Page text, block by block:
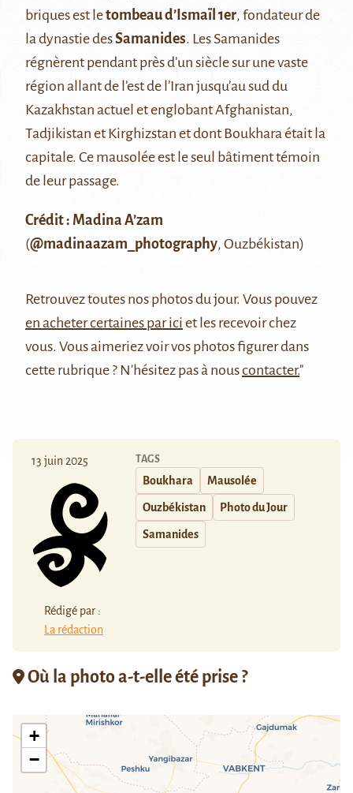
briques est letombeau d’Ismaïl 1er, fondateur de
la dynastie desSamanides. Les Samanides
régnèrent pendant près d’un siècle sur une vaste
région allant de l’est de l’Iran jusqu’au sud du
Kazakhstan actuel et englobant Afghanistan,
Tadjikistan et Kirghizstan et dont Boukhara était la
capitale. Ce mausolée est le seul bâtiment témoin
de leur passage.
Crédit : Madina A’zam
(@madinaazam_photography, Ouzbékistan)
Retrouveztoutes nos photos du jour. Vous pouvez
en acheter certaines par ici et les recevoir chez
vous. Vous aimeriez voir vos photos figurer dans
cette rubrique ? N'hésitez pas à nouscontacter."
13 juin 2025
Rédigé par :
La rédaction
TAGS
Boukhara Mausolée
Ouzbékistan Photo du Jour
Samanides
Où la photo a-t-elle été prise ?
+
−